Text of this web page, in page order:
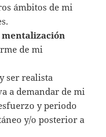
ámbitos de mi
mentalización
de mi
ser realista
a demandar de mi
y periodo
y/o posterior a